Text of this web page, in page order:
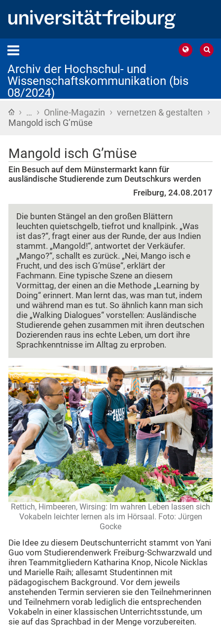
Archiv der Hochschul- und
Wissenschaftskommunikation (bis
08/2024)
Startseite
› … › Online-Magazin › vernetzen & gestalten ›
Mangold isch G’müse
Mangold isch G’müse
Ein Besuch auf dem Münstermarkt kann für
ausländische Studierende zum Deutschkurs werden
Freiburg, 24.08.2017
Die bunten Stängel an den großen Blättern
leuchten quietschgelb, tiefrot und knallpink. „Was
ist das?“, fragt einer aus der Runde, der aus Indien
stammt. „Mangold!“, antwortet der Verkäufer.
„Mango?“, schallt es zurück. „Nei, Mango isch e
Frucht, und des isch G’müse“, erklärt der
Fachmann. Eine typische Szene an diesem
Vormittag, der einen an die Methode „Learning by
Doing“ erinnert. Man lernt das, was man tut, indem
und während man es tut. So ähnlich kann man sich
die „Walking Dialogues“ vorstellen: Ausländische
Studierende gehen zusammen mit ihren deutschen
Dozierenden raus ins echte Leben, um dort ihre
Sprachkenntnisse im Alltag zu erproben.
Rettich, Himbeeren, Wirsing: Im wahren Leben lassen sich
Vokabeln leichter lernen als im Hörsaal. Foto: Jürgen
Gocke
Die Idee zu diesem Deutschunterricht stammt von Yani
Guo vom Studierendenwerk Freiburg-Schwarzwald und
ihren Teammitgliedern Katharina Knop, Nicole Nicklas
und Marielle Raih; allesamt Studentinnen mit
pädagogischem Background. Vor dem jeweils
anstehenden Termin servieren sie den Teilnehmerinnen
und Teilnehmern vorab lediglich die entsprechenden
Vokabeln in einer klassischen Unterrichtsstunde, um
sie auf das Sprachbad in der Menge vorzubereiten.